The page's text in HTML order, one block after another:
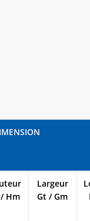
Hm
Largeur
Gt / Gm